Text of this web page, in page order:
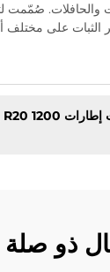
والحافلات. صُمّمت
الثبات على مختلف
ذو صلة